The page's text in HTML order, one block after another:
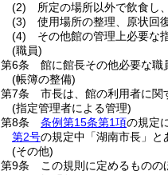
(2)
所定の場所以外で飲食し
(3)
使用場所の整理、原状回
(4)
その他館の管理上必要な
(職員)
第6条
館に館長その他必要な職
(帳簿の整備)
第7条
市長は、館の利用者に関
(指定管理者による管理)
第8条
条例第15条第1項の規定
第2号の規定中「湖南市長」と
(その他)
第9条
この規則に定めるものの